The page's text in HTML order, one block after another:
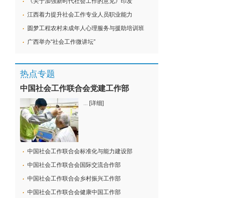
江西着力提升社会工作专业人员职业能力
圆梦工程农村未成年人心理服务与援助培训班
广西举办“社会工作微讲坛”
热点专题
中国社会工作联合会党建工作部
... [详细]
中国社会工作联合会标准化与能力建设部
中国社会工作联合会国际交流合作部
中国社会工作联合会乡村振兴工作部
中国社会工作联合会健康中国工作部